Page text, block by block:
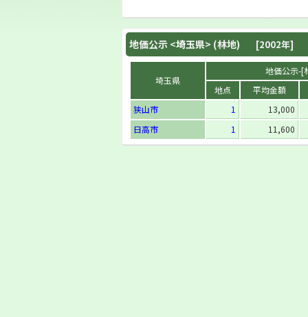
地価公示 <埼玉県> (林地) [2002年]
埼玉県
地価公示-[
地点
平均金額
狭山市
1
13,000
日高市
1 11,600